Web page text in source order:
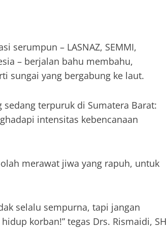
serumpun – LASNAZ, SEMMI,
– berjalan bahu membahu,
sungai yang bergabung ke laut.
terpuruk di Sumatera Barat:
intensitas kebencanaan
merawat jiwa yang rapuh, untuk
selalu sempurna, tapi jangan
korban!” tegas Drs. Rismaidi,